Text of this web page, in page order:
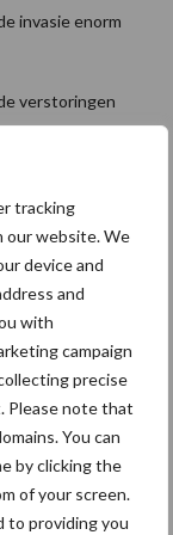
tracking
our website. We
device and
and
with
campaign
precise
Please note that
You can
by clicking the
of your screen.
to providing you
invasie enorm
verstoringen
pandemie leidde
De
is in